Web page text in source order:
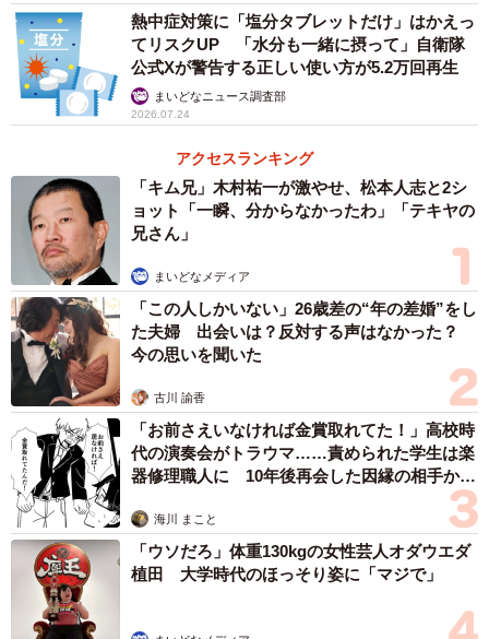
「最初は腰痛を疑いました。痛みのタイプが一瞬だけでは
なく、波のように強さが変化して長時間・長期間苦しめら
れた感じです」というちるにとらさん。ついに血尿が出て
泌尿器科へ行き、尿路結石と診断され治療を始めたそうで
「今回の症状の推移と治療や投薬は、以下のような感じで
した」
ある日突然、何もしてないのに背中側の腰が痛くなる。痛
い日もあれば痛くない日も。
次第に痛みで立っていられないほど、嫌な汗が出るレベル
の痛み（痛みのピークは2時間ほど、ピークがすぎれば割と
楽になる）
↓
症状から急性腰痛ではないかと思い、整形外科を受診
↓
レントゲンを撮ったがこれといった症状が見つからず、急
性腰痛という診断に
熱中症対策に「塩分タブレットだけ」はかえっ
てリスクUP 「水分も一緒に摂って」自衛隊
公式Xが警告する正しい使い方が5.2万回再生
まいどなニュース調査部
2026.07.24
アクセスランキング
「キム兄」木村祐一が激やせ、松本人志と2シ
ョット「一瞬、分からなかったわ」「テキヤの
兄さん」
まいどなメディア
「この人しかいない」26歳差の“年の差婚”をし
た夫婦 出会いは？反対する声はなかった？
今の思いを聞いた
古川 諭香
「お前さえいなければ金賞取れてた！」高校時
代の演奏会がトラウマ……責められた学生は楽
器修理職人に 10年後再会した因縁の相手から
海川 まこと
「ウソだろ」体重130kgの女性芸人オダウエダ
植田 大学時代のほっそり姿に「マジで」